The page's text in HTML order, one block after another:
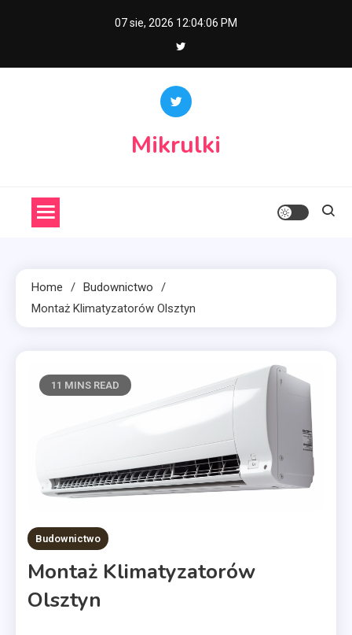
07 sie, 2026 12:04:07 PM
Mikrulki
Home
Budownictwo
Montaż Klimatyzatorów Olsztyn
11 MINS READ
Budownictwo
Montaż Klimatyzatorów
Olsztyn